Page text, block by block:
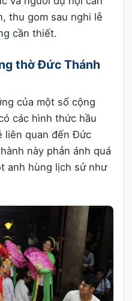
thu gom sau nghi lễ
cần thiết.
thờ Đức Thánh
của một số cộng
các hình thức hầu
liên quan đến Đức
này phản ánh quá
anh hùng lịch sử như